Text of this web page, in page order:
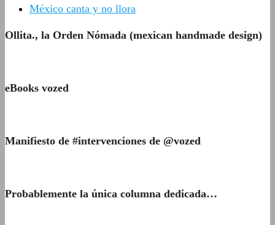
México canta y no llora
Ollita., la Orden Nómada (mexican handmade design)
eBooks vozed
Manifiesto de #intervenciones de @vozed
Probablemente la única columna dedicada…